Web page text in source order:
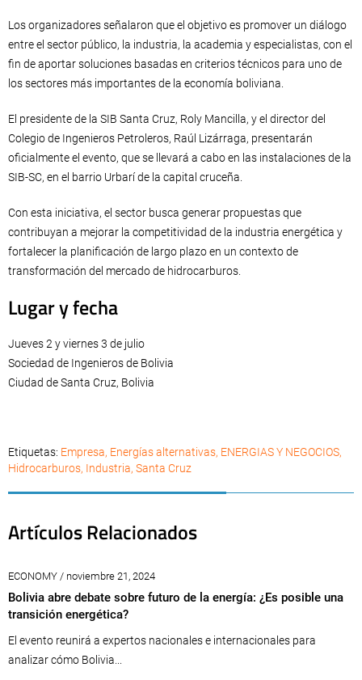
Los organizadores señalaron que el objetivo es promover un diálogo
entre el sector público, la industria, la academia y especialistas, con el
fin de aportar soluciones basadas en criterios técnicos para uno de
los sectores más importantes de la economía boliviana.
El presidente de la SIB Santa Cruz, Roly Mancilla, y el director del
Colegio de Ingenieros Petroleros, Raúl Lizárraga, presentarán
oficialmente el evento, que se llevará a cabo en las instalaciones de la
SIB-SC, en el barrio Urbarí de la capital cruceña.
Con esta iniciativa, el sector busca generar propuestas que
contribuyan a mejorar la competitividad de la industria energética y
fortalecer la planificación de largo plazo en un contexto de
transformación del mercado de hidrocarburos.
Lugar y fecha
Jueves 2 y viernes 3 de julio
Sociedad de Ingenieros de Bolivia
Ciudad de Santa Cruz, Bolivia
Etiquetas: Empresa, Energías alternativas, ENERGIAS Y NEGOCIOS,
Hidrocarburos, Industria, Santa Cruz
Artículos Relacionados
ECONOMY / noviembre 21, 2024
Bolivia abre debate sobre futuro de la energía: ¿Es posible una
transición energética?
El evento reunirá a expertos nacionales e internacionales para
analizar cómo Bolivia...